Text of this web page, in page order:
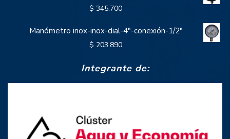
$ 345.700
Manómetro inox-inox-dial-4"-conexión-1/2"
$ 203.890
Integrante de: